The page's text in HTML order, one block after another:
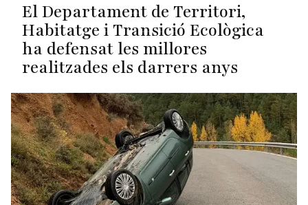
El Departament de Territori,
Habitatge i Transició Ecològica
ha defensat les millores
realitzades els darrers anys